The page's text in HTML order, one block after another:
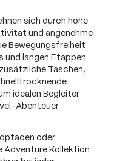
sich durch hohe
und angenehme
Bewegungsfreiheit
und langen Etappen
Taschen,
idealen Begleiter
Abenteuer.
oder
Adventure Kollektion